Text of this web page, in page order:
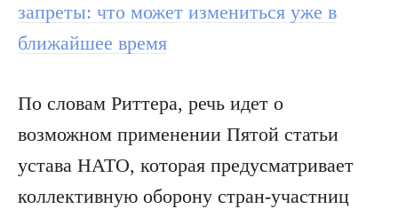
запреты: что может измениться уже в
ближайшее время
По словам Риттера, речь идет о
возможном применении Пятой статьи
устава НАТО, которая предусматривает
коллективную оборону стран-участниц